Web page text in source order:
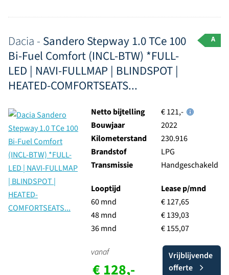
Dacia - Sandero Stepway 1.0 TCe 100
Bi-Fuel Comfort (INCL-BTW) *FULL-
LED | NAVI-FULLMAP | BLINDSPOT |
HEATED-COMFORTSEATS...
A
Netto bijtelling
€ 121,-
Bouwjaar
2022
Kilometerstand
230.916
Brandstof
LPG
Transmissie
Handgeschakeld
Looptijd
60 mnd
48 mnd
36 mnd
Lease p/mnd
€ 127,65
€ 139,03
€ 155,07
vanaf
€ 128,-
Vrijblijvende
offerte